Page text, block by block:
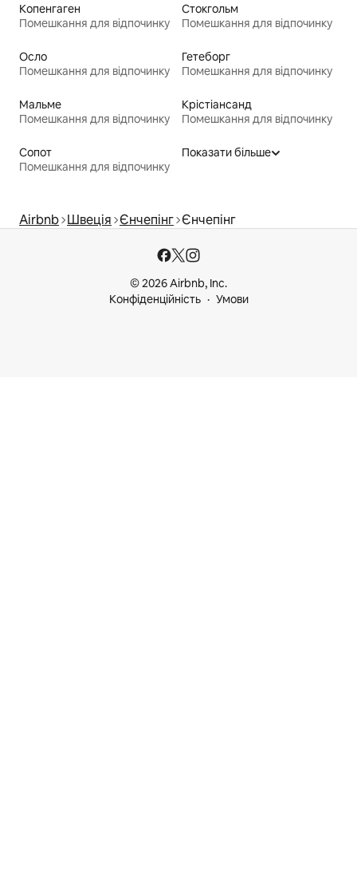
Копенгаген
Помешкання для відпочинку
Стокгольм
Помешкання для відпочинку
Осло
Помешкання для відпочинку
Гетеборг
Помешкання для відпочинку
Мальме
Помешкання для відпочинку
Крістіансанд
Помешкання для відпочинку
Сопот
Помешкання для відпочинку
Показати більше
Airbnb Швеція Єнчепінг Єнчепінг
© 2026 Airbnb, Inc.
Конфіденційність
Умови